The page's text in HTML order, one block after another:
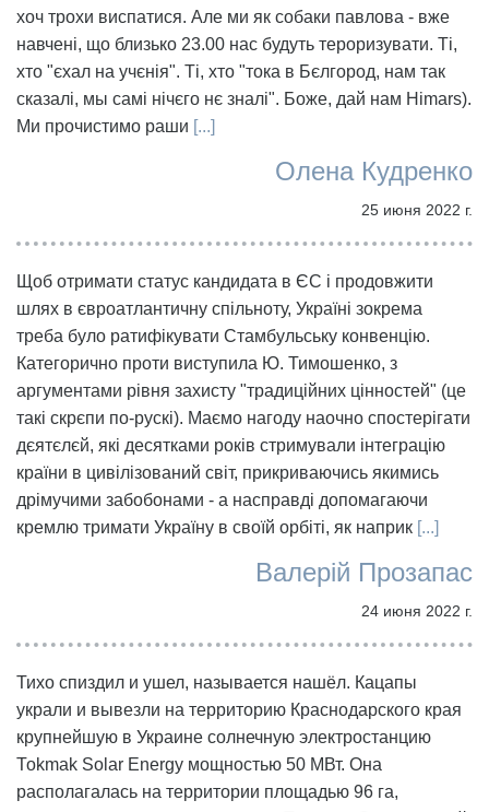
хоч трохи виспатися. Але ми як собаки павлова - вже
навчені, що близько 23.00 нас будуть тероризувати. Ті,
хто "єхал на учєнія". Ті, хто "тока в Бєлгород, нам так
сказалі, мы самі нічєго нє зналі". Боже, дай нам Himars).
Ми прочистимо раши [...]
Олена Кудренко
25 июня 2022 г.
Щоб отримати статус кандидата в ЄС і продовжити
шлях в євроатлантичну спільноту, Україні зокрема
треба було ратифікувати Стамбульську конвенцію.
Категорично проти виступила Ю. Тимошенко, з
аргументами рівня захисту "традиційних цінностей" (це
такі скрєпи по-рускі). Маємо нагоду наочно спостерігати
дєятєлєй, які десятками років стримували інтеграцію
країни в цивілізований світ, прикриваючись якимись
дрімучими забобонами - а насправді допомагаючи
кремлю тримати Україну в своїй орбіті, як наприк [...]
Валерій Прозапас
24 июня 2022 г.
Тихо спиздил и ушел, называется нашёл. Кацапы
украли и вывезли на территорию Краснодарского края
крупнейшую в Украине солнечную электростанцию
Тоkmak Solar Energy мощностью 50 МВт. Она
располагалась на территории площадью 96 га,